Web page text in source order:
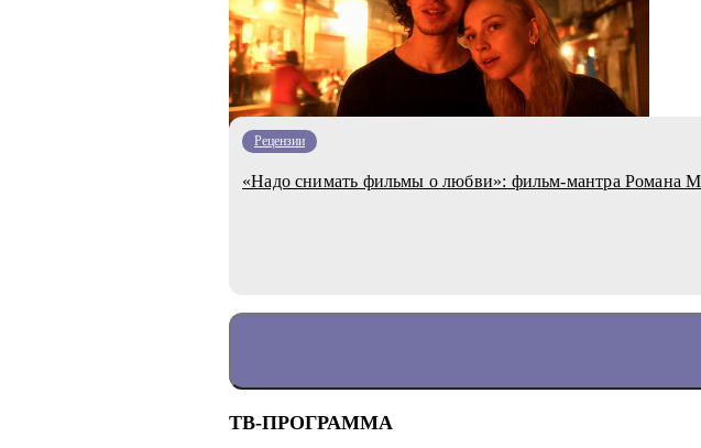
Рецензии
«Надо снимать фильмы о любви»: фильм-мантра Романа
ТВ-ПРОГРАММА